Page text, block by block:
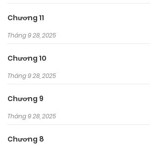
Chương 11
Tháng 9 28, 2025
Chương 10
Tháng 9 28, 2025
Chương 9
Tháng 9 28, 2025
Chương 8